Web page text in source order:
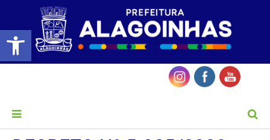
Barra de Ferramentas Aberta